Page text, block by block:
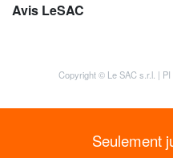
Avis LeSAC
Copyright © Le SAC s.r.l. | PI
Seulement